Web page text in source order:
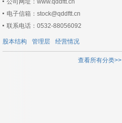
公司网址：www.qddftt.cn
电子信箱：stock@qddftt.cn
联系电话：0532-88056092
股本结构 管理层 经营情况
查看所有分类>>